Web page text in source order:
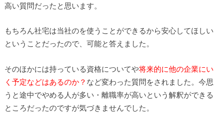
高い質問だったと思います。
もちろん社宅は当社のを使うことができるから安心してほしい
ということだったので、可能と答えました。
そのほかには持っている資格についてや将来的に他の企業にい
く予定などはあるのか？ など変わった質問をされました。今思
うと途中でやめる人が多い・離職率が高いという解釈ができる
ところだったのですが気づきませんでした。